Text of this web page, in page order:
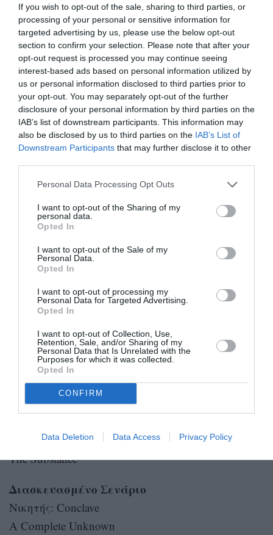
If you wish to opt-out of the sale, sharing to third parties, or
processing of your personal or sensitive information for
targeted advertising by us, please use the below opt-out
section to confirm your selection. Please note that after your
opt-out request is processed you may continue seeing
interest-based ads based on personal information utilized by
us or personal information disclosed to third parties prior to
your opt-out. You may separately opt-out of the further
disclosure of your personal information by third parties on the
IAB’s list of downstream participants. This information may
also be disclosed by us to third parties on the IAB’s List of
Downstream Participants that may further disclose it to other
Personal Data Processing Opt Outs
I want to opt-out of the Sharing of my
personal data.
Opted In
I want to opt-out of the Sale of my
Personal Data.
Opted In
I want to opt-out of processing my
Personal Data for Targeted Advertising.
Opted In
I want to opt-out of Collection, Use,
Retention, Sale, and/or Sharing of my
Personal Data that Is Unrelated with the
Purposes for which it was collected.
Opted In
CONFIRM
Data Deletion Data Access Privacy Policy
Νικήτρια: Μάικι Μάντισον – Anora
Σίνθια Ερίβο – Wicked
Κάρλα Σοφία Γκασκόν – Emilia Pérez
Ντέμι Μουρ – The Substance
Φερνάντα Τόρες – I’m Still Here
Β’ Γυναικείος Ρόλος
Νικήτρια: Ζόε Σαλντάνα – Emilia Pérez
Αριάνα Γκράντε – Wicked
Ιζαμπέλα Ροσελίνι – Conclave
Β’ Αντρικός Ρόλος
Νικητής: Κίραν Κάλκιν – A Real Pain
Έντουαρντ Νόρτον – A Complete Unknown
Γκάι Πιρς – The Brutalist
Τζέρεμι Στρονγκ – The Apprentice
Πρωτότυπο Σενάριο
Νικητής: Anora
The Brutalist
September 5
The Substance
Διασκευασμένο Σενάριο
Νικητής: Conclave
A Complete Unknown